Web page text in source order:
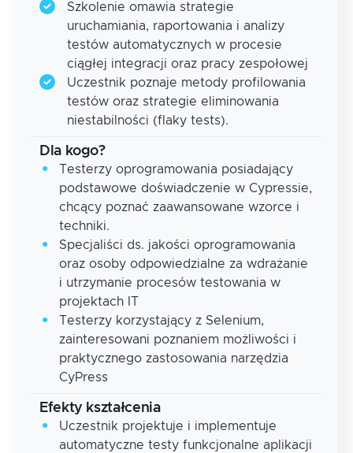
Szkolenie omawia strategie
uruchamiania, raportowania i analizy
testów automatycznych w procesie
ciągłej integracji oraz pracy zespołowej
Uczestnik poznaje metody profilowania
testów oraz strategie eliminowania
niestabilności (flaky tests).
Dla kogo?
Testerzy oprogramowania posiadający
podstawowe doświadczenie w Cypressie,
chcący poznać zaawansowane wzorce i
techniki.
Specjaliści ds. jakości oprogramowania
oraz osoby odpowiedzialne za wdrażanie
i utrzymanie procesów testowania w
projektach IT
Testerzy korzystający z Selenium,
zainteresowani poznaniem możliwości i
praktycznego zastosowania narzędzia
CyPress
Efekty kształcenia
Uczestnik projektuje i implementuje
automatyczne testy funkcjonalne aplikacji